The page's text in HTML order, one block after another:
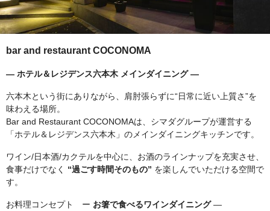
bar and restaurant COCONOMA
― ホテル＆レジデンス六本木 メインダイニング ―
六本木という街にありながら、肩肘張らずに“日常に近い上質さ”を
味わえる場所。
Bar and Restaurant COCONOMAは、シマダグループが運営する
「ホテル＆レジデンス六本木」のメインダイニングキッチンです。
ワイン/日本酒/カクテルを中心に、お酒のラインナップを充実させ、
食事だけでなく “過ごす時間そのもの” を楽しんでいただける空間で
す。
お料理コンセプト ー お箸で食べるワインダイニング―